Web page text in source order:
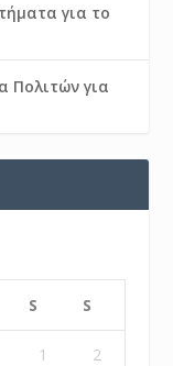
για το
Πολιτών για
S S
1 2